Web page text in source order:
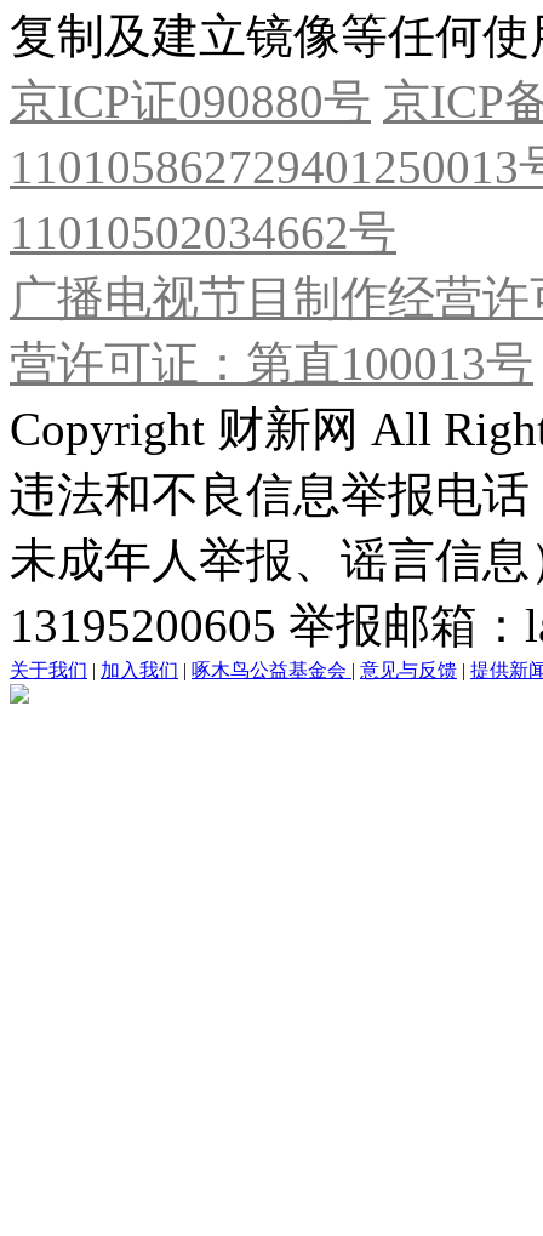
复制及建立镜像等任何使
京ICP证090880号 京ICP
11010502034662号
广播电视节目制作经营
营许可证：第直100013号
Copyright 财新网 All
违法和不良信息举报电
未成年人举报、谣言信
13195200605 举报邮箱
关于我们 | 加入我们 | 啄木鸟公益基金会 | 意见与反馈 | 提供新